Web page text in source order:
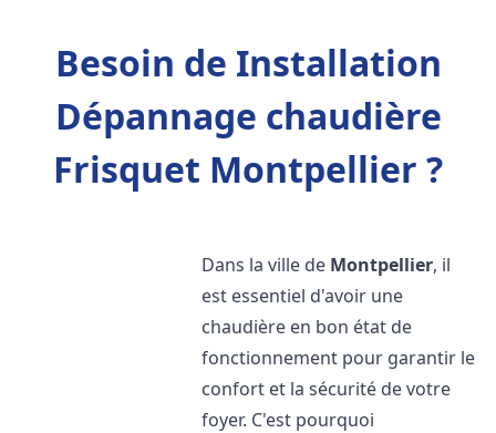
Besoin de Installation
Dépannage chaudière
Frisquet Montpellier ?
Dans la ville de Montpellier, il
est essentiel d'avoir une
chaudière en bon état de
fonctionnement pour garantir le
confort et la sécurité de votre
foyer. C'est pourquoi